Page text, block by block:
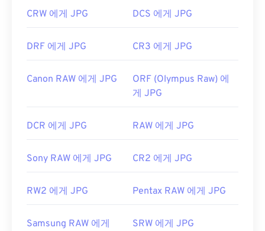
CRW 에게 JPG DCS 에게 JPG
DRF 에게 JPG CR3 에게 JPG
Canon RAW 에게 JPG
ORF (Olympus Raw) 에
게 JPG
DCR 에게 JPG RAW 에게 JPG
Sony RAW 에게 JPG CR2 에게 JPG
RW2 에게 JPG Pentax RAW 에게 JPG
Samsung RAW 에게
SRW 에게 JPG